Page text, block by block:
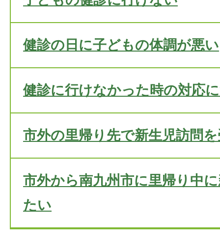
健診の日に子どもの体調が悪い
健診に行けなかった時の対応
市外の里帰り先で新生児訪問
市外から南九州市に里帰り中
たい